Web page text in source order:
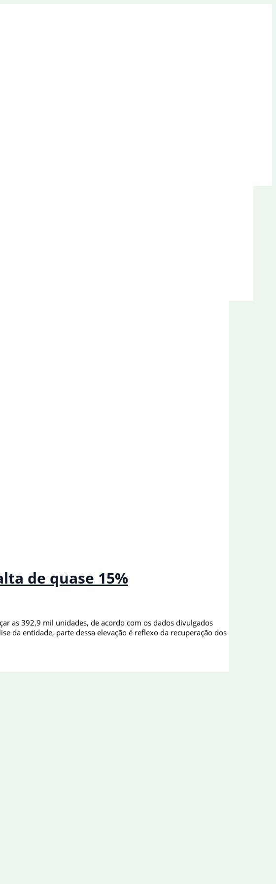
de quase 15%
as 392,9 mil unidades, de acordo com os dados divulgados
da entidade, parte dessa elevação é reflexo da recuperação dos